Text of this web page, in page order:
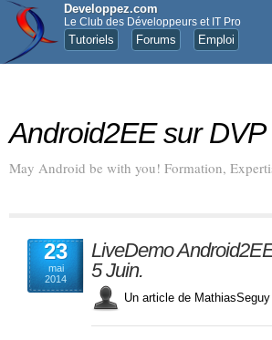
Developpez.com
Le Club des Développeurs et IT Pro
Tutoriels Forums Emploi
Android2EE sur DVP
May Android be with you! Formation,
23
mai
2014
LiveDemo
5 Juin.
Un article de